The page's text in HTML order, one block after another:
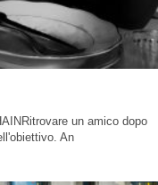
un amico dopo
An